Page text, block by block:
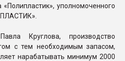
уполномоченного
Круглова, производство
с тем необходимым запасом,
нарабатывать минимум 2000